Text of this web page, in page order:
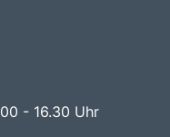
- 16.30 Uhr